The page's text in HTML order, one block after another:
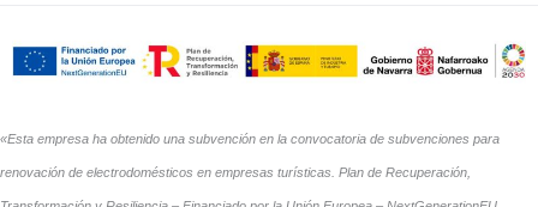
«Esta empresa ha obtenido una subvención en la convocatoria de subvenciones para
renovación de electrodomésticos en empresas turísticas. Plan de Recuperación,